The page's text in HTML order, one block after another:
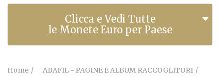
Clicca e Vedi Tutte
le Monete Euro per Paese
Home ABAFIL - PAGINE E ALBUM RACCOGLITORI